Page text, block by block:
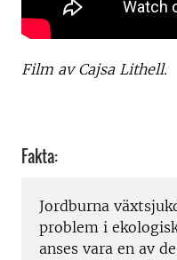
Film av Cajsa Lithell.
Fakta:
Jordburna
problem i
anses vara en av